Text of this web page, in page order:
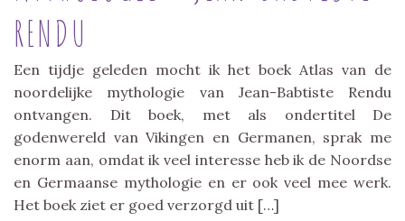
RENDU
Een tijdje geleden mocht ik het boek Atlas van de
noordelijke mythologie van Jean-Babtiste Rendu
ontvangen. Dit boek, met als ondertitel De
godenwereld van Vikingen en Germanen, sprak me
enorm aan, omdat ik veel interesse heb ik de Noordse
en Germaanse mythologie en er ook veel mee werk.
Het boek ziet er goed verzorgd uit […]